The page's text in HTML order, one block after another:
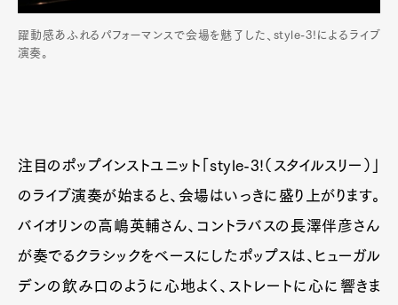
躍動感あふれるパフォーマンスで会場を魅了した、style-3!によるライブ
演奏。
注目のポップインストユニット「style-3!（スタイルスリー）」
のライブ演奏が始まると、会場はいっきに盛り上がります。
バイオリンの高嶋英輔さん、コントラバスの長澤伴彦さん
が奏でるクラシックをベースにしたポップスは、ヒューガル
デンの飲み口のように心地よく、ストレートに心に響きま